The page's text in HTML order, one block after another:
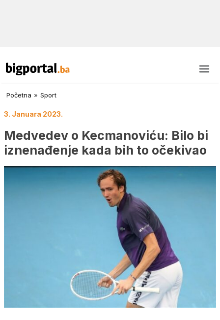
Početna » Sport
3. Januara 2023.
Medvedev o Kecmanoviću: Bilo bi
iznenađenje kada bih to očekivao